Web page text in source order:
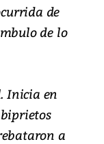
de
de lo
Inicia en
a